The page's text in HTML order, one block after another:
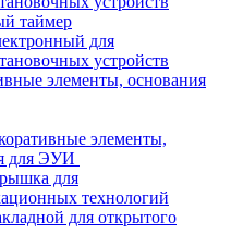
таймер
для
устройств
элементы, основания
элементы,
для ЭУИ
для
технологий
для открытого